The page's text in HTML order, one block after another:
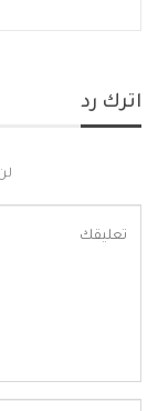
اترك رد